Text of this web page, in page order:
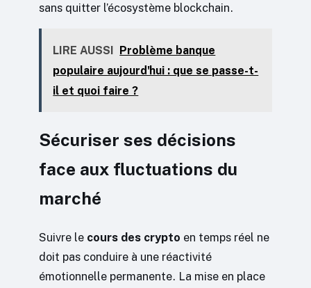
sans quitter l’écosystème blockchain.
LIRE AUSSI Problème banque
populaire aujourd'hui : que se passe-t-
il et quoi faire ?
Sécuriser ses décisions
face aux fluctuations du
marché
Suivre le cours des crypto en temps réel ne
doit pas conduire à une réactivité
émotionnelle permanente. La mise en place